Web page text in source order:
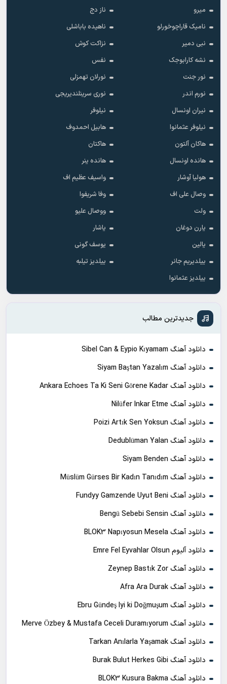
میرو
ناز دج
نامیک قاراچوخورلو
ناهیده باباشلی
نبی دمیر
نزاکت کوش
نشه کارابوجک
نفس
نور جنت
نورلان تهمزلی
نورم اندر
نوری سرینلندیریجی
نیران اونسال
نیلوفر
نیلوفر عثمانوا
هابیل احمدوف
هاکان آلتون
هاکتان
هانده اونسال
هانده ینر
هولیا آوشار
واسیف عظیم اف
وصال علی اف
وفا شریفوا
ولت
ووصال علیو
یارن دوغان
یاشار
یالین
یوسف گونی
ییلدیریم جانر
ییلدیز تیلبه
ییلدیز عثمانوا
جدیدترین مطالب
دانلود آهنگ Sibel Can & Eypio Kıyamam
دانلود آهنگ Siyam Baştan Yazalım
دانلود آهنگ Ankara Echoes Ta Ki Seni Görene Kadar
دانلود آهنگ Nilüfer Inkar Etme
دانلود آهنگ Poizi Artık Sen Yoksun
دانلود آهنگ Dedublüman Yalan
دانلود آهنگ Siyam Benden
دانلود آهنگ Müslüm Gürses Bir Kadın Tanıdım
دانلود آهنگ Fundyy Gamzende Uyut Beni
دانلود آهنگ Bengü Sebebi Sensin
دانلود آهنگ BLOK3 Napıyosun Mesela
دانلود آلبوم Emre Fel Eyvahlar Olsun
دانلود آهنگ Zeynep Bastık Zor
دانلود آهنگ Afra Ara Durak
دانلود آهنگ Ebru Gündeş Iyi ki Doğmuşum
دانلود آهنگ Merve Özbey & Mustafa Ceceli Duramıyorum
دانلود آهنگ Tarkan Anılarla Yaşamak
دانلود آهنگ Burak Bulut Herkes Gibi
دانلود آهنگ BLOK3 Kusura Bakma